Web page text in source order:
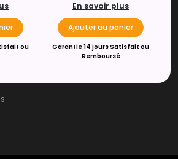
ou
En savoir plus
Ajouter au panier
Garantie 14 jours Satisfait ou
Remboursé